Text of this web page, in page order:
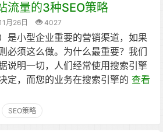
流量的3种SEO策略
月26日 4027
是小型企业重要的营销渠道，如果
必须这么做。为什么最重要？我们
说明一切，人们经常使用搜索引擎
定，而您的业务在搜索引擎的 查看
SEO策略